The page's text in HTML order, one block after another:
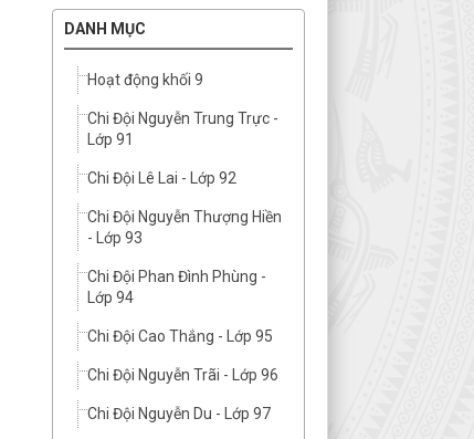
DANH MỤC
Hoạt động khối 9
Chi Đội Nguyễn Trung Trực -
Lớp 91
Chi Đội Lê Lai - Lớp 92
Chi Đội Nguyễn Thượng Hiền
- Lớp 93
Chi Đội Phan Đình Phùng -
Lớp 94
Chi Đội Cao Thắng - Lớp 95
Chi Đội Nguyễn Trãi - Lớp 96
Chi Đội Nguyễn Du - Lớp 97